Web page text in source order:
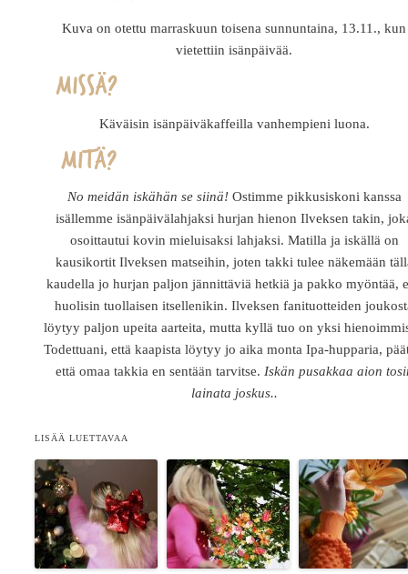
Kuva on otettu marraskuun toisena sunnuntaina, 13.11., kun
vietettiin isänpäivää.
Käväisin isänpäiväkaffeilla vanhempieni luona.
No meidän iskähän se siinä!Ostimme pikkusiskoni kanssa
isällemme isänpäivälahjaksi hurjan hienon Ilveksen takin,
osoittautui kovin mieluisaksi lahjaksi. Matilla ja iskällä on
kausikortit Ilveksen matseihin, joten takki tulee näkemään
kaudella jo hurjan paljon jännittäviä hetkiä ja pakko myöntää,
huolisin tuollaisen itsellenikin. Ilveksen fanituotteiden
löytyy paljon upeita aarteita, mutta kyllä tuo on yksi
Todettuani, että kaapista löytyy jo aika monta Ipa-hupparia,
että omaa takkia en sentään tarvitse. Iskän pusakkaa aion
lainata joskus..
LISÄÄ LUETTAVAA